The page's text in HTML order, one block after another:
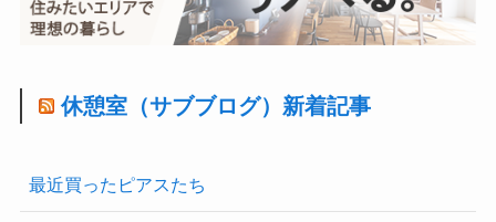
休憩室（サブブログ）新着記事
最近買ったピアスたち